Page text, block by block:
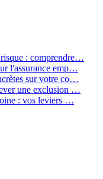
risque : comprendre…
l'assurance emp…
sur votre co…
une exclusion …
: vos leviers …